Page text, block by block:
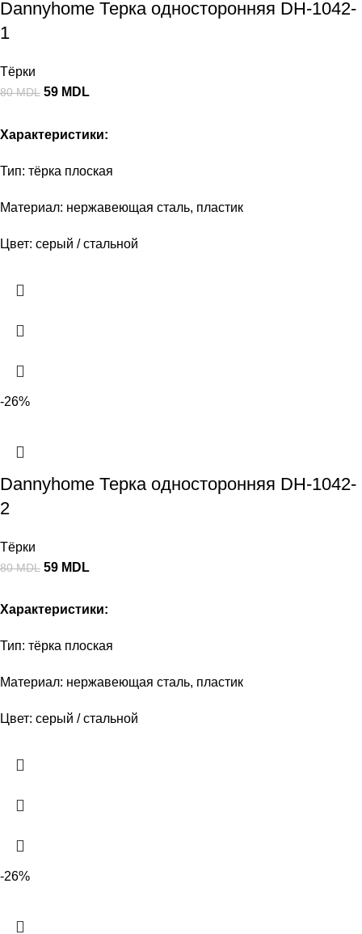
Dannyhome Терка односторонняя DH-1042-
1
Тёрки
80MDL 59 MDL
Характеристики:
Тип: тёрка плоская
Материал: нержавеющая сталь, пластик
Цвет: серый / стальной
-26%
Dannyhome Терка односторонняя DH-1042-
2
Тёрки
80MDL 59 MDL
Характеристики:
Тип: тёрка плоская
Материал: нержавеющая сталь, пластик
Цвет: серый / стальной
-26%